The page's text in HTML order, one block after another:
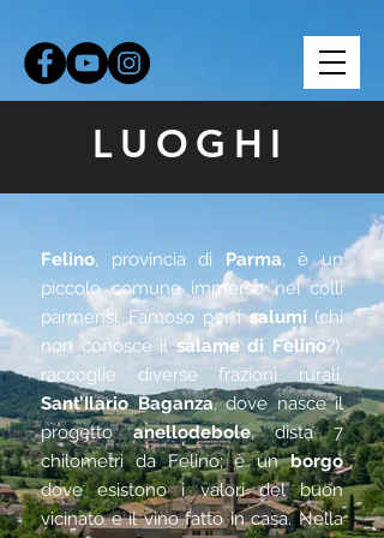
LUOGHI
Felino, provincia di Parma, è un
piccolo comune immerso nei colli
parmensi. Famoso per isalumi(chi
non conosce ilsalame di Felino?),
raccoglie diverse frazioni rurali.
Sant’Ilario Baganza, dove nasce il
progettoanellodebole, dista 7
chilometri da Felino; è unborgo
dove esistono i valori del buon
vicinato e il vino fatto in casa. Nella